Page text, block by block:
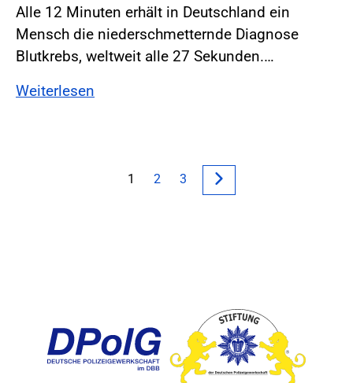
Alle 12 Minuten erhält in Deutschland ein
Mensch die niederschmetternde Diagnose
Blutkrebs, weltweit alle 27 Sekunden.…
Weiterlesen
1 2 3